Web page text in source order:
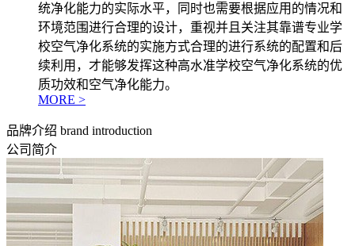
统净化能力的实际水平，同时也需要根据应用的情况和
环境范围进行合理的设计，重视并且关注其靠谱专业学
校空气净化系统的实施方式合理的进行系统的配置和后
续利用，才能够发挥这种高水准学校空气净化系统的优
质功效和空气净化能力。
MORE >
品牌介绍 brand introduction
公司简介